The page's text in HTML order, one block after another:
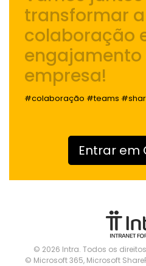
transformar a
colaboração
engajamento
empresa!
#colaboração #teams
Entrar em
© 2026 Intra. Todos os
© Microsoft 365, Microsoft